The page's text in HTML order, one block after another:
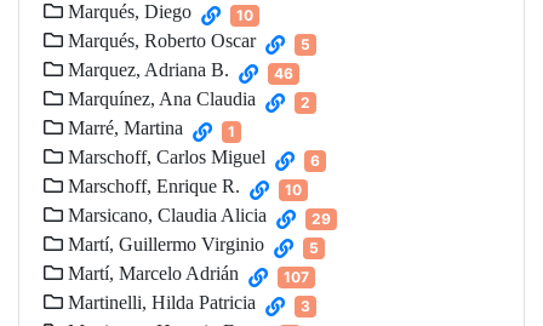
Marqués, Diego 10
Marqués, Roberto Oscar 5
Marquez, Adriana B. 46
Marquínez, Ana Claudia 2
Marré, Martina 1
Marschoff, Carlos Miguel 6
Marschoff, Enrique R. 10
Marsicano, Claudia Alicia 29
Martí, Guillermo Virginio 5
Martí, Marcelo Adrián 107
Martinelli, Hilda Patricia 3